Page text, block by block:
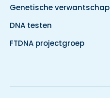
Genetische verwantschap
DNA testen
FTDNA projectgroep